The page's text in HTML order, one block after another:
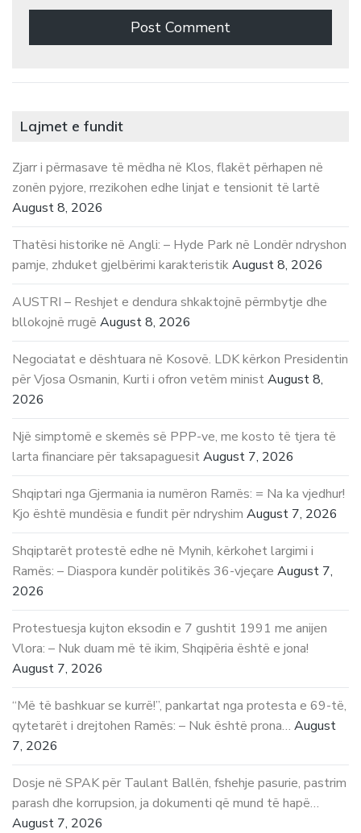
Lajmet e fundit
Zjarr i përmasave të mëdha në Klos, flakët përhapen në
zonën pyjore, rrezikohen edhe linjat e tensionit të lartë
August 8, 2026
Thatësi historike në Angli: – Hyde Park në Londër ndryshon
pamje, zhduket gjelbërimi karakteristikAugust 8, 2026
AUSTRI – Reshjet e dendura shkaktojnë përmbytje dhe
bllokojnë rrugë August 8, 2026
Negociatat e dështuara në Kosovë. LDK kërkon Presidentin
për Vjosa Osmanin, Kurti i ofron vetëm ministAugust 8,
2026
Një simptomë e skemës së PPP-ve, me kosto të tjera të
larta financiare për taksapaguesitAugust 7, 2026
Shqiptari nga Gjermania ia numëron Ramës: = Na ka vjedhur!
Kjo është mundësia e fundit për ndryshim August 7, 2026
Shqiptarët protestë edhe në Mynih, kërkohet largimi i
Ramës: – Diaspora kundër politikës 36-vjeçare August 7,
2026
Protestuesja kujton eksodin e 7 gushtit 1991 me anijen
Vlora: – Nuk duam më të ikim, Shqipëria është e jona!
August 7, 2026
“Më të bashkuar se kurrë!”, pankartat nga protesta e 69-të,
qytetarët i drejtohen Ramës: – Nuk është prona… August
7, 2026
Dosje në SPAK për Taulant Ballën, fshehje pasurie, pastrim
parash dhe korrupsion, ja dokumenti që mund të hapë…
August 7, 2026